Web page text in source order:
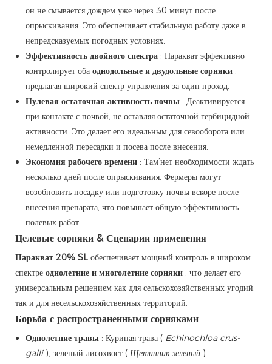
он не смывается дождем уже через 30 минут после
опрыскивания. Это обеспечивает стабильную работу даже в
непредсказуемых погодных условиях.
Эффективность двойного спектра : Паракват эффективно
контролирует оба однодольные и двудольные сорняки ,
предлагая широкий спектр управления за один проход.
Нулевая остаточная активность почвы : Деактивируется
при контакте с почвой, не оставляя остаточной гербицидной
активности. Это делает его идеальным для севооборота или
немедленной пересадки и посева после внесения.
Экономия рабочего времени : Там’нет необходимости ждать
несколько дней после опрыскивания. Фермеры могут
возобновить посадку или подготовку почвы вскоре после
внесения препарата, что повышает общую эффективность
полевых работ.
Целевые сорняки & Сценарии применения
Паракват 20% SL обеспечивает мощный контроль в широком
спектре однолетние и многолетние сорняки , что делает его
универсальным решением как для сельскохозяйственных угодий,
так и для несельскохозяйственных территорий.
Борьба с распространенными сорняками
Однолетние травы : Куриная трава ( Echinochloa crus-
galli ), зеленый лисохвост ( Щетинник зеленый )